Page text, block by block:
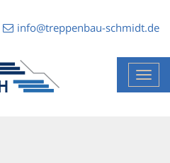
info@treppenbau-schmidt.de